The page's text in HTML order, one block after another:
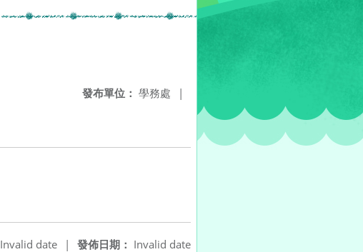
發布單位： 學務處 |
發佈日期： Invalid date
Invalid date |